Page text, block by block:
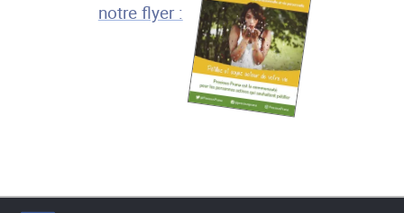
notre flyer :